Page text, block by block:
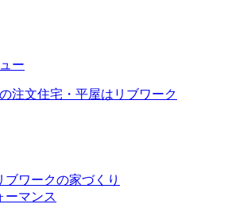
ー
注文住宅・平屋はリブワーク
ブワークの家づくり
ーマンス